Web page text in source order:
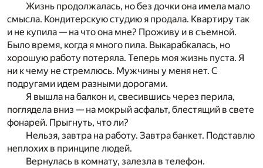
Жизнь продолжалась, но без дочки она имела мало
смысла. Кондитерскую студию я продала. Квартиру так
и не купила — на что она мне? Проживу и в съемной.
Было время, когда я много пила. Выкарабкалась, но
хорошую работу потеряла. Теперь моя жизнь пуста. Я
ни к чему не стремлюсь. Мужчины у меня нет. С
подругами идем разными дорогами.
Я вышла на балкон и, свесившись через перила,
поглядела вниз — на мокрый асфальт, блестящий в свете
фонарей. Прыгнуть, что ли?
Нельзя, завтра на работу. Завтра банкет. Подставлю
неплохих в принципе людей.
Вернулась в комнату, залезла в телефон.